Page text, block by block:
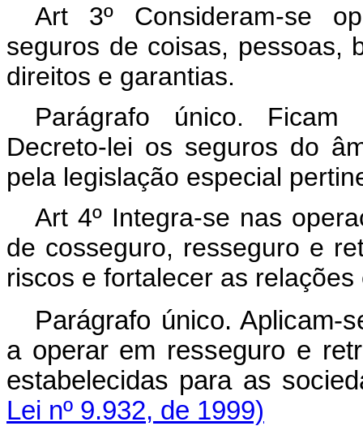
Art 3º Consideram-se
seguros de coisas, pessoas,
direitos e garantias.
Parágrafo único. Ficam
Decreto-lei os seguros do
pela legislação especial
Art 4º Integra-se nas
de cosseguro, resseguro e
riscos e fortalecer as
Parágrafo único. Aplicam-
a operar em resseguro e
estabelecidas para as
Lei nº 9.932, de 1999)